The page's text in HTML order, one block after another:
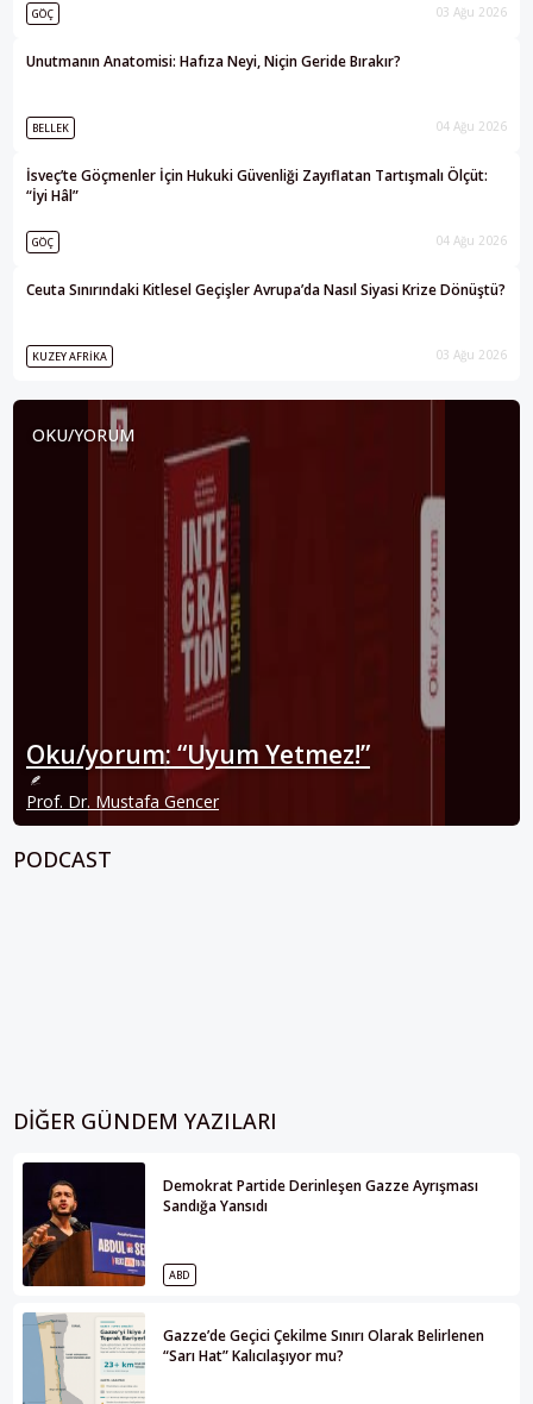
GÖÇ 03 Ağu 2026
Unutmanın Anatomisi: Hafıza Neyi, Niçin Geride Bırakır?
BELLEK 04 Ağu 2026
İsveç’te Göçmenler İçin Hukuki Güvenliği Zayıflatan Tartışmalı Ölçüt:
“İyi Hâl”
GÖÇ 04 Ağu 2026
Ceuta Sınırındaki Kitlesel Geçişler Avrupa’da Nasıl Siyasi Krize Dönüştü?
KUZEY AFRIKA 03 Ağu 2026
OKU/YORUM
Oku/yorum: “Uyum Yetmez!”
Prof. Dr. Mustafa Gencer
PODCAST
DIĞER GÜNDEM YAZILARI
Demokrat Partide Derinleşen Gazze Ayrışması
Sandığa Yansıdı
ABD
Gazze’de Geçici Çekilme Sınırı Olarak Belirlenen
“Sarı Hat” Kalıcılaşıyor mu?